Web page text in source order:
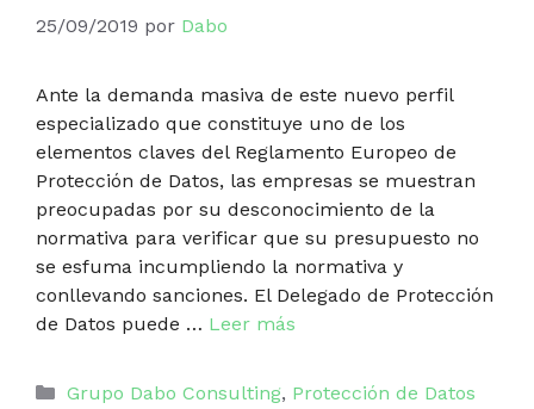
25/09/2019 por Dabo
Ante la demanda masiva de este nuevo perfil
especializado que constituye uno de los
elementos claves del Reglamento Europeo de
Protección de Datos, las empresas se muestran
preocupadas por su desconocimiento de la
normativa para verificar que su presupuesto no
se esfuma incumpliendo la normativa y
conllevando sanciones. El Delegado de Protección
de Datos puede … Leer más
Categorías
Grupo Dabo Consulting, Protección de Datos